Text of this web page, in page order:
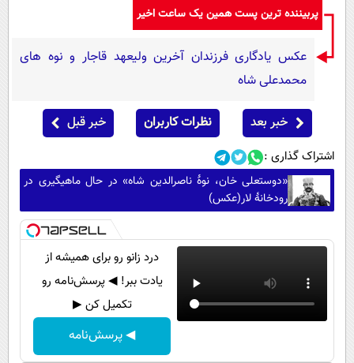
پربیننده ترین پست همین یک ساعت اخیر
عکس یادگاری فرزندان آخرین ولیعهد قاجار و نوه های
محمدعلی شاه
خبر بعد نظرات کاربران خبر قبل
اشتراک گذاری :
«دوستعلی خان، نوۀ ناصرالدین شاه» در حال ماهیگیری در
رودخانۀ لار(عکس)
درد زانو رو برای همیشه از
یادت ببر! ◀ پرسش‌نامه رو
تکمیل کن ▶
◀ پرسش‌نامه